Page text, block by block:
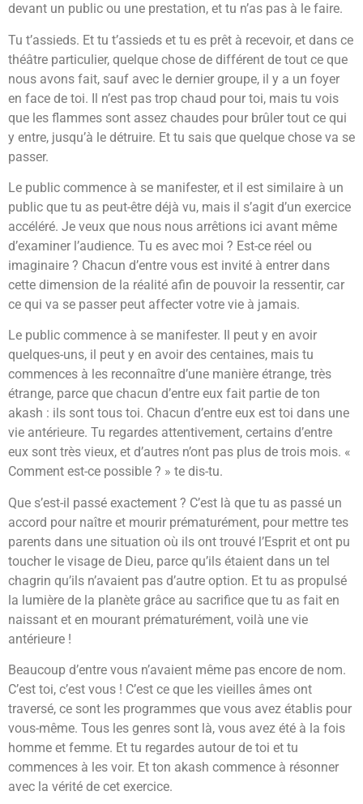
devant un public ou une prestation, et tu n’as pas à le faire.
Tu t’assieds. Et tu t’assieds et tu es prêt à recevoir, et dans ce
théâtre particulier, quelque chose de différent de tout ce que
nous avons fait, sauf avec le dernier groupe, il y a un foyer
en face de toi. Il n’est pas trop chaud pour toi, mais tu vois
que les flammes sont assez chaudes pour brûler tout ce qui
y entre, jusqu’à le détruire. Et tu sais que quelque chose va se
passer.
Le public commence à se manifester, et il est similaire à un
public que tu as peut-être déjà vu, mais il s’agit d’un exercice
accéléré. Je veux que nous nous arrêtions ici avant même
d’examiner l’audience. Tu es avec moi ? Est-ce réel ou
imaginaire ? Chacun d’entre vous est invité à entrer dans
cette dimension de la réalité afin de pouvoir la ressentir, car
ce qui va se passer peut affecter votre vie à jamais.
Le public commence à se manifester. Il peut y en avoir
quelques-uns, il peut y en avoir des centaines, mais tu
commences à les reconnaître d’une manière étrange, très
étrange, parce que chacun d’entre eux fait partie de ton
akash : ils sont tous toi. Chacun d’entre eux est toi dans une
vie antérieure. Tu regardes attentivement, certains d’entre
eux sont très vieux, et d’autres n’ont pas plus de trois mois. «
Comment est-ce possible ? » te dis-tu.
Que s’est-il passé exactement ? C’est là que tu as passé un
accord pour naître et mourir prématurément, pour mettre tes
parents dans une situation où ils ont trouvé l’Esprit et ont pu
toucher le visage de Dieu, parce qu’ils étaient dans un tel
chagrin qu’ils n’avaient pas d’autre option. Et tu as propulsé
la lumière de la planète grâce au sacrifice que tu as fait en
naissant et en mourant prématurément, voilà une vie
antérieure !
Beaucoup d’entre vous n’avaient même pas encore de nom.
C’est toi, c’est vous ! C’est ce que les vieilles âmes ont
traversé, ce sont les programmes que vous avez établis pour
vous-même. Tous les genres sont là, vous avez été à la fois
homme et femme. Et tu regardes autour de toi et tu
commences à les voir. Et ton akash commence à résonner
avec la vérité de cet exercice.